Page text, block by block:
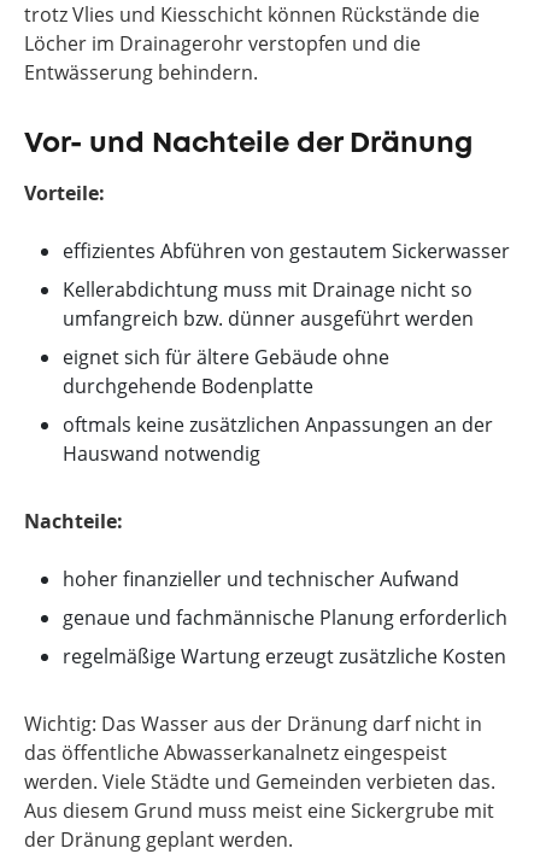
trotz Vlies und Kiesschicht können Rückstände die
Löcher im Drainagerohr verstopfen und die
Entwässerung behindern.
Vor- und Nachteile der Dränung
Vorteile:
effizientes Abführen von gestautem Sickerwasser
Kellerabdichtung muss mit Drainage nicht so
umfangreich bzw. dünner ausgeführt werden
eignet sich für ältere Gebäude ohne
durchgehende Bodenplatte
oftmals keine zusätzlichen Anpassungen an der
Hauswand notwendig
Nachteile:
hoher finanzieller und technischer Aufwand
genaue und fachmännische Planung erforderlich
regelmäßige Wartung erzeugt zusätzliche Kosten
Wichtig: Das Wasser aus der Dränung darf nicht in
das öffentliche Abwasserkanalnetz eingespeist
werden. Viele Städte und Gemeinden verbieten das.
Aus diesem Grund muss meist eine Sickergrube mit
der Dränung geplant werden.